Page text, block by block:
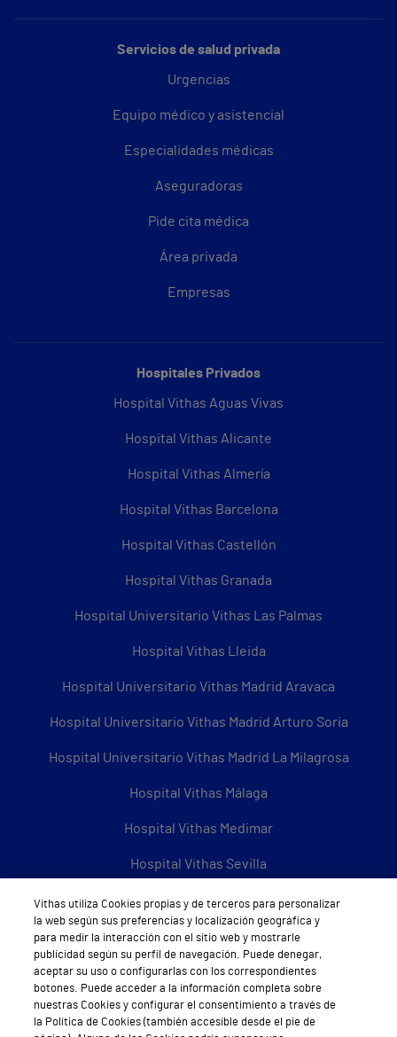
Servicios de salud privada
Urgencias
Equipo médico y asistencial
Especialidades médicas
Aseguradoras
Pide cita médica
Área privada
Empresas
Hospitales Privados
Hospital Vithas Aguas Vivas
Hospital Vithas Alicante
Hospital Vithas Almería
Hospital Vithas Barcelona
Hospital Vithas Castellón
Hospital Vithas Granada
Hospital Universitario Vithas Las Palmas
Hospital Vithas Lleida
Hospital Universitario Vithas Madrid Aravaca
Hospital Universitario Vithas Madrid Arturo Soria
Hospital Universitario Vithas Madrid La Milagrosa
Hospital Vithas Málaga
Hospital Vithas Medimar
Hospital Vithas Sevilla
Hospital Vithas Tenerife
Hospital Vithas Valencia 9 de Octubre
Hospital Vithas Valencia Consuelo
Hospital Vithas Vigo
Vithas utiliza Cookies propias y de terceros para personalizar
la web según sus preferencias y localización geográfica y
para medir la interacción con el sitio web y mostrarle
publicidad según su perfil de navegación. Puede denegar,
aceptar su uso o configurarlas con los correspondientes
botones. Puede acceder a la información completa sobre
nuestras Cookies y configurar el consentimiento a través de
la Política de Cookies (también accesible desde el pie de